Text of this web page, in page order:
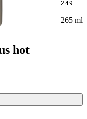
2.49
265 ml
hot